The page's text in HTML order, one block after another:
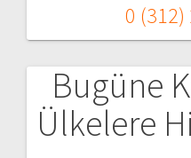
0 (312)
Bugüne
Ülkelere